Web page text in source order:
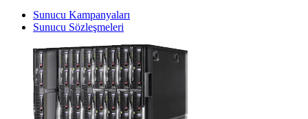
Sunucu Kampanyaları
Sunucu Sözleşmeleri